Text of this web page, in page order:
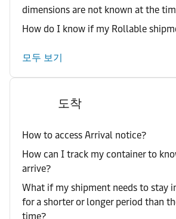
dimensions are not known at the
How do I know if my Rollable
모두 보기
도착
How to access Arrival notice?
How can I track my container to
arrive?
What if my shipment needs to stay
for a shorter or longer period than
time?